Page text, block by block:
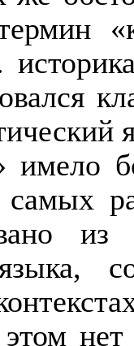
имело
языка,
нет